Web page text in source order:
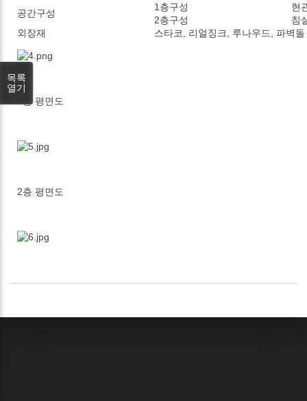
공간구성
1층구성
현
2층구성
침
외장재
스타코, 리얼징크, 루나우드, 파벽돌
1층 평면도
2층 평면도
목록
열기